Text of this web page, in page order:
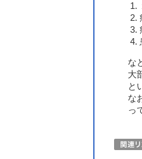
な
大
と
な
っ